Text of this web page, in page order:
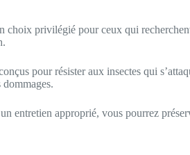
privilégié pour ceux qui
pour résister aux insectes qui
entretien approprié, vous pourrez